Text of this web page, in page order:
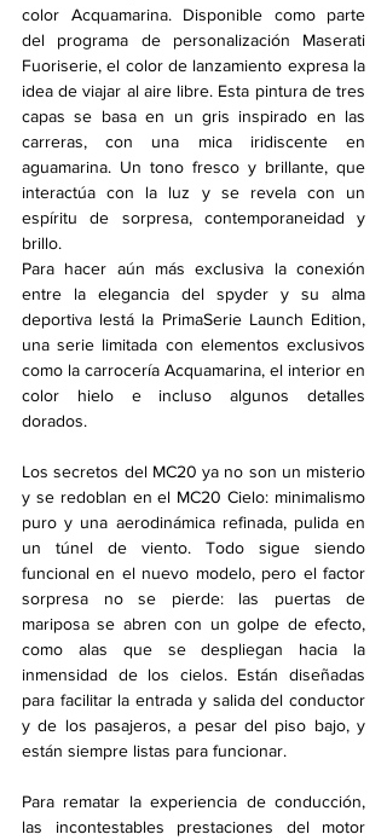
color Acquamarina. Disponible como parte
del programa de personalización Maserati
Fuoriserie, el color de lanzamiento expresa la
idea de viajar al aire libre. Esta pintura de tres
capas se basa en un gris inspirado en las
carreras, con una mica iridiscente en
aguamarina. Un tono fresco y brillante, que
interactúa con la luz y se revela con un
espíritu de sorpresa, contemporaneidad y
brillo.
Para hacer aún más exclusiva la conexión
entre la elegancia del spyder y su alma
deportiva lestá la PrimaSerie Launch Edition,
una serie limitada con elementos exclusivos
como la carrocería Acquamarina, el interior en
color hielo e incluso algunos detalles
dorados.
Los secretos del MC20 ya no son un misterio
y se redoblan en el MC20 Cielo: minimalismo
puro y una aerodinámica refinada, pulida en
un túnel de viento. Todo sigue siendo
funcional en el nuevo modelo, pero el factor
sorpresa no se pierde: las puertas de
mariposa se abren con un golpe de efecto,
como alas que se despliegan hacia la
inmensidad de los cielos. Están diseñadas
para facilitar la entrada y salida del conductor
y de los pasajeros, a pesar del piso bajo, y
están siempre listas para funcionar.
Para rematar la experiencia de conducción,
las incontestables prestaciones del motor